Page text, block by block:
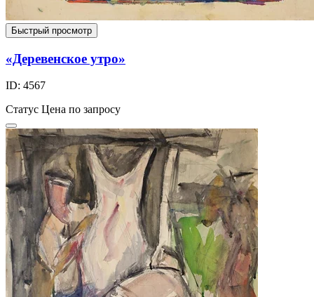
Быстрый просмотр
«Деревенское утро»
ID: 4567
Статус Цена по запросу